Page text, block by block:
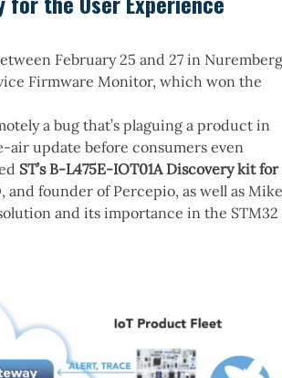
February 25 and 27 in Nuremberg
Firmware Monitor, which won the
a bug that’s plaguing a product in
update before consumers even
ST’s B-L475E-IOT01A Discovery kit for
founder of Percepio, as well as Mike
and its importance in the STM32